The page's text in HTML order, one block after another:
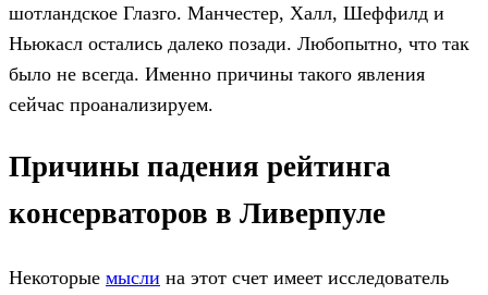
шотландское Глазго. Манчестер, Халл, Шеффилд и
Ньюкасл остались далеко позади. Любопытно, что так
было не всегда. Именно причины такого явления
сейчас проанализируем.
Причины падения рейтинга
консерваторов в Ливерпуле
Некоторые мысли на этот счет имеет исследователь